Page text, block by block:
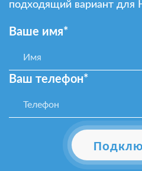
подходящий вариант для
Ваше имя*
Ваш телефон*